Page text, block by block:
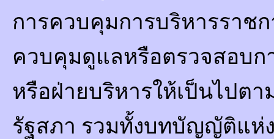
การควบคุมการบริหารราช
ควบคุมดูแลหรือตรวจสอบ
หรือฝ่ายบริหารให้เป็นไปต
รัฐสภา รวมทั้งบทบัญญัติแห่